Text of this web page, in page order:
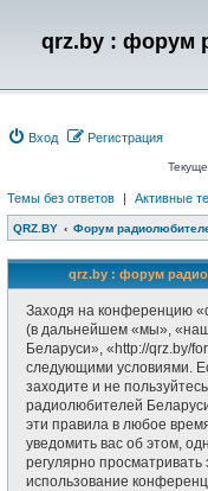
qrz.by : форум
Вход Регистрация
Темы без ответов | Активные
QRZ.BY Форум
qrz.by : форум
Заходя на конференцию
(в дальнейшем «мы»,
Беларуси», «http://qrz.by/
следующими условиями.
заходите и не
радиолюбителей
эти правила в любое
уведомить вас об этом,
регулярно просматривать
использование